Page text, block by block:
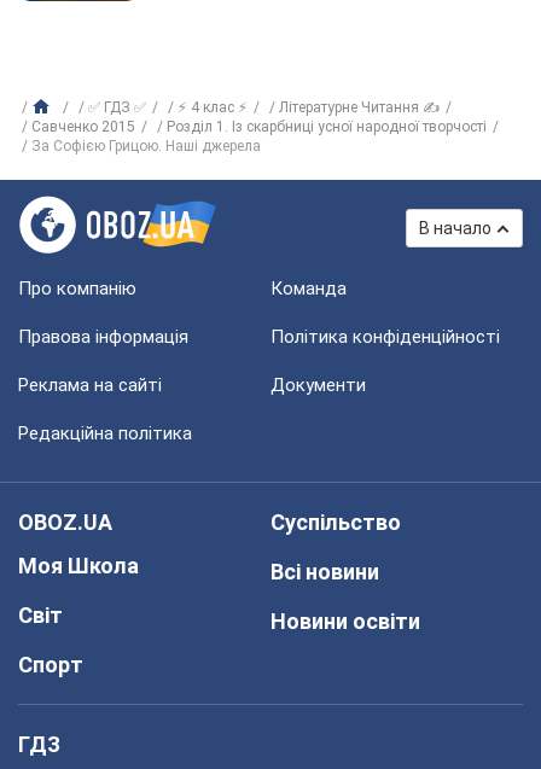
✅ ГДЗ ✅ ⚡ 4 клас ⚡
Літературне Читання ✍
Савченко 2015
Розділ 1. Із скарбниці усної народної творчості
За Софією Грицою. Наші джерела
В начало
Про компанію Команда
Правова інформація Політика конфіденційності
Реклама на сайті Документи
Редакційна політика
OBOZ.UA
Моя Школа
Світ
Спорт
Суспільство
Всі новини
Новини освіти
ГДЗ